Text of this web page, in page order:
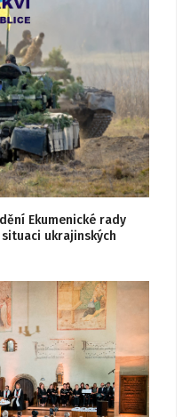
Ekumenické rady
ukrajinských